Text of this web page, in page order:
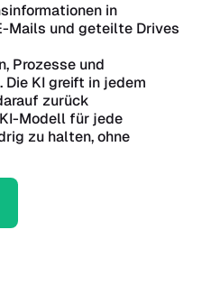
in
Mails und geteilte Drives
Prozesse und
Die KI greift in jedem
zurück
Modell für jede
zu halten, ohne